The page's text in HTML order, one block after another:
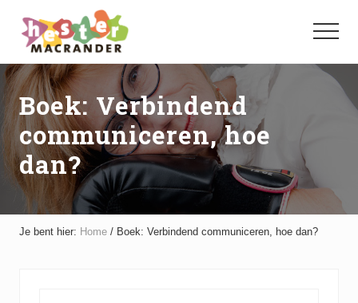
naar
hoofd
inhoud
naar
voettekst
Menu
Boek: Verbindend
communiceren, hoe
dan?
Je bent hier: Home / Boek: Verbindend communiceren, hoe dan?